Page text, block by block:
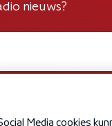
nieuws?